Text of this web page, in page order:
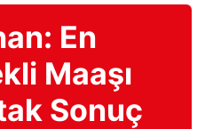
En
Maaşı
Sonuç